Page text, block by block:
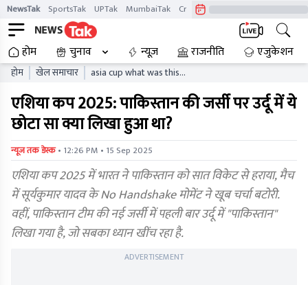
NewsTak SportsTak UPTak MumbaiTak CrimeTak
होम चुनाव न्यूज़ राजनीति एजुकेशन
होम खेल समाचार
asia cup what was this
on pakistan jersey india
pakistan match
एशिया कप 2025: पाकिस्तान की जर्सी पर उर्दू में ये
छोटा सा क्या लिखा हुआ था?
न्यूज तक डेस्क • 12:26 PM • 15 Sep 2025
एशिया कप 2025 में भारत ने पाकिस्तान को सात विकेट से हराया, मैच
में सूर्यकुमार यादव के No Handshake मोमेंट ने खूब चर्चा बटोरी.
वहीं, पाकिस्तान टीम की नई जर्सी में पहली बार उर्दू में "पाकिस्तान"
लिखा गया है, जो सबका ध्यान खींच रहा है.
ADVERTISEMENT